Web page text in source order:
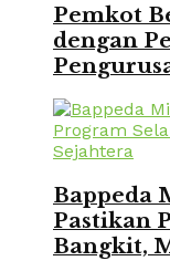
Pemkot
dengan
Bappeda
Pastikan
Bangkit,